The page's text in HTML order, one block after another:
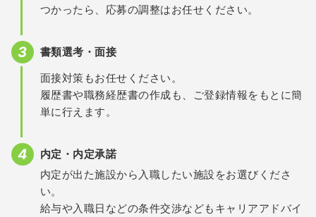
つかったら、応募の調整はお任せください。
書類選考・面接
面接対策もお任せください。
履歴書や職務経歴書の作成も、ご登録情報をもとに簡
単に行えます。
内定・内定承諾
内定が出た施設から入職したい施設をお選びくださ
い。
給与や入職日などの条件交渉などもキャリアアドバイ